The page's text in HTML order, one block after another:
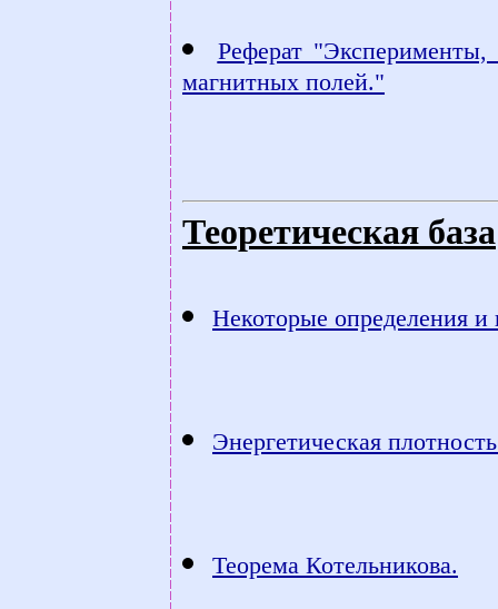
Реферат
магнитных полей."
Теоретическая база
Некоторые определения и
Энергетическая
Теорема Котельникова.